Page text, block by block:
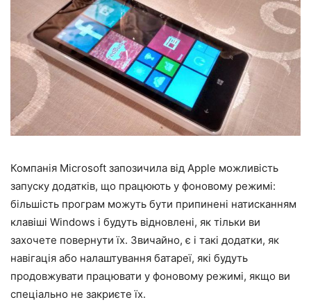
Компанія Microsoft запозичила від Apple можливість
запуску додатків, що працюють у фоновому режимі:
більшість програм можуть бути припинені натисканням
клавіші Windows і будуть відновлені, як тільки ви
захочете повернути їх. Звичайно, є і такі додатки, як
навігація або налаштування батареї, які будуть
продовжувати працювати у фоновому режимі, якщо ви
спеціально не закриєте їх.